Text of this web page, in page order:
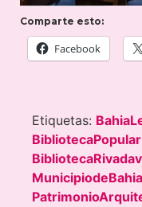
Comparte esto:
Facebook
Etiquetas: